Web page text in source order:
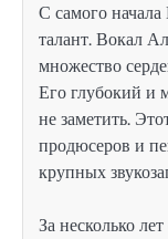
С самого
талант. Вокал
множество
Его глубокий и
не заметить.
продюсеров и
крупных
За несколько